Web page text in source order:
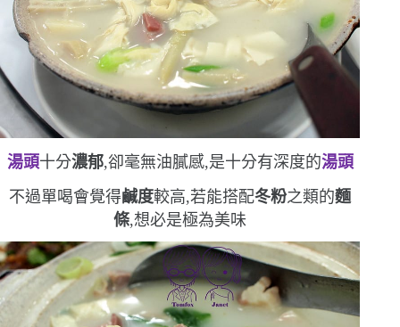
湯頭十分濃郁,卻毫無油膩感,是十分有深度的湯頭
不過單喝會覺得鹹度較高,若能搭配冬粉之類的麵
條,想必是極為美味